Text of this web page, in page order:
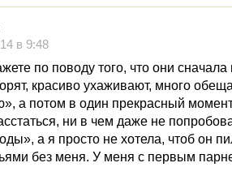
в 9:48
по поводу того, что они сначала
красиво ухаживают, много
а потом в один прекрасный
ни в чем даже не
а я просто не хотела, чтоб он
без меня. У меня с первым